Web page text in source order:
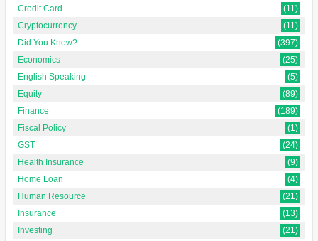
Credit Card
(11)
Cryptocurrency
(11)
Did You Know?
(397)
Economics
(25)
English Speaking
(5)
Equity
(89)
Finance
(189)
Fiscal Policy
(1)
GST
(24)
Health Insurance
(9)
Home Loan
(4)
Human Resource
(21)
Insurance
(13)
Investing
(21)